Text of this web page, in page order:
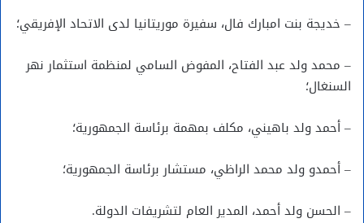
– خديجة بنت امبارك فال، سفيرة موريتانيا لدى الاتحاد الإفريقي؛
– محمد ولد عبد الفتاح، المفوض السامي لمنظمة استثمار نهر
السنغال؛
– أحمد ولد باهيني، مكلف بمهمة برئاسة الجمهورية؛
– أحمدو ولد محمد الراظي، مستشار برئاسة الجمهورية؛
– الحسن ولد أحمد، المدير العام لتشريفات الدولة.